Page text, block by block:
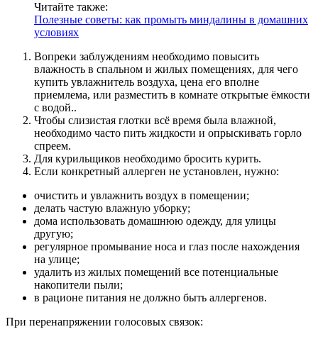
Читайте также:
Полезные советы: как промыть миндалины в домашних
условиях
Вопреки заблуждениям необходимо повысить
влажность в спальном и жилых помещениях, для чего
купить увлажнитель воздуха, цена его вполне
приемлема, или разместить в комнате открытые ёмкости
с водой..
Чтобы слизистая глотки всё время была влажной,
необходимо часто пить жидкости и опрыскивать горло
спреем.
Для курильщиков необходимо бросить курить.
Если конкретный аллерген не установлен, нужно:
очистить и увлажнить воздух в помещении;
делать частую влажную уборку;
дома использовать домашнюю одежду, для улицы
другую;
регулярное промывание носа и глаз после нахождения
на улице;
удалить из жилых помещений все потенциальные
накопители пыли;
в рационе питания не должно быть аллергенов.
При перенапряжении голосовых связок: